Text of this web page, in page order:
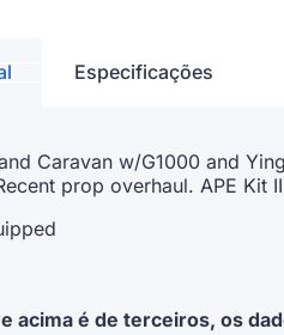
Especificações
Caravan w/G1000 and
prop overhaul. APE
acima é de terceiros, os